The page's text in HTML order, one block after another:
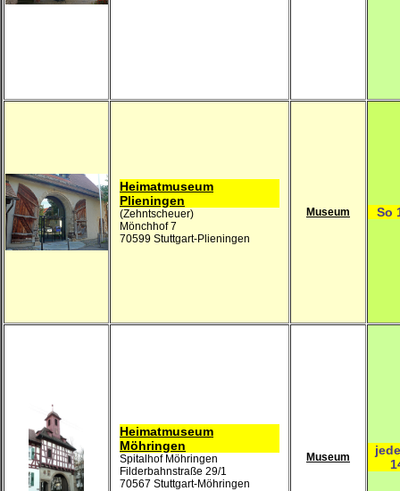
Heimatmuseum
Plieningen
(Zehntscheuer)
Mönchhof 7
70599 Stuttgart-Plieningen
Museum So
Heimatmuseum
Möhringen
Spitalhof Möhringen
Filderbahnstraße 29/1
70567 Stuttgart-Möhringen
Museum